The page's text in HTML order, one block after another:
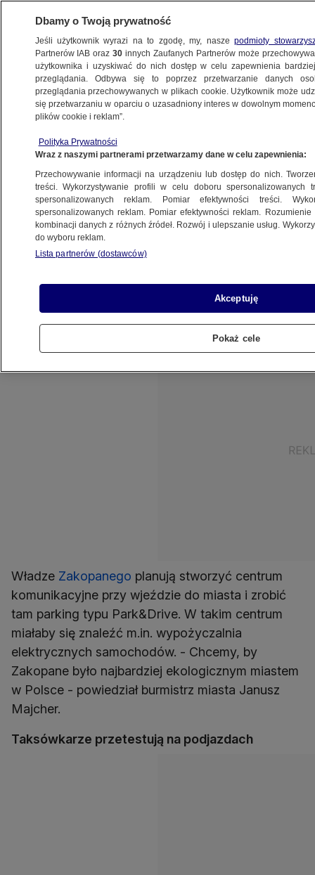
METEO
NAJNOWSZE
17.10.2012, 14:36
Udostępnij
Władze Zakopanego chcą uczynić miasto
najbardziej ekologicznym w kraju. Planują
budowę centrum komunikacyjnego, w którym
elektrycznym napędem. Właśnie ruszyły testy,
które pokażą, jak ekologiczne auta sprawdzają
się pod Giewontem.
Władze Zakopanego planują stworzyć centrum
komunikacyjne przy wjeździe do miasta i zrobić
tam parking typu Park&Drive. W takim centrum
miałaby się znaleźć m.in. wypożyczalnia
elektrycznych samochodów. - Chcemy, by
Zakopane było najbardziej ekologicznym miastem
w Polsce - powiedział burmistrz miasta Janusz
Majcher.
Taksówkarze przetestują na podjazdach
Dbamy o Twoją prywatność
Jeśli użytkownik wyrazi na to zgodę, my, naszepodmioty
Partnerów IAB oraz30 innych Zaufanych Partnerów może
użytkownika i uzyskiwać do nich dostęp w celu zapewnienia
przeglądania. Odbywa się to poprzez przetwarzanie danych
przeglądania przechowywanych w plikach cookie. Użytkownik może
się przetwarzaniu w oparciu o uzasadniony interes w dowolnym
plików cookie i reklam”.
Polityka Prywatności
Wraz z naszymi partnerami przetwarzamy dane w celu zapewnienia:
Przechowywanie informacji na urządzeniu lub dostęp do nich.
treści. Wykorzystywanie profili w celu doboru spersonalizowanych
spersonalizowanych reklam. Pomiar efektywności treści.
spersonalizowanych reklam. Pomiar efektywności reklam.
kombinacji danych z różnych źródeł. Rozwój i ulepszanie usług.
do wyboru reklam.
Lista partnerów (dostawców)
Akceptuję
Pokaż cele